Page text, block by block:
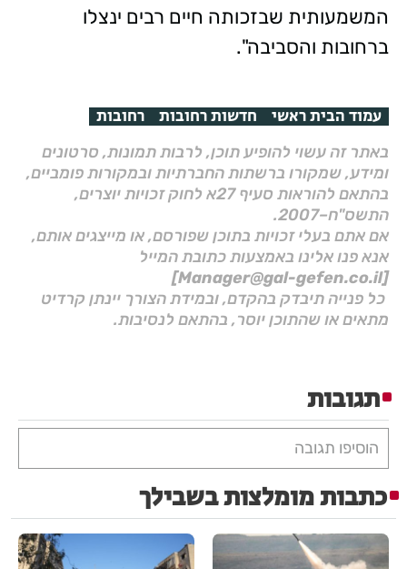
המשמעותית שבזכותה חיים רבים ינצלו
ברחובות והסביבה".
עמוד הבית ראשי חדשות רחובות רחובות
באתר זה עשוי להופיע תוכן, לרבות תמונות, סרטונים
ומידע, שמקורו ברשתות החברתיות ובמקורות פומביים,
בהתאם להוראות סעיף 27א לחוק זכויות יוצרים,
התשס"ח–2007.
אם אתם בעלי זכויות בתוכן שפורסם, או מייצגים אותם,
אנא פנו אלינו באמצעות כתובת המייל
[Manager@gal-gefen.co.il]
כל פנייה תיבדק בהקדם, ובמידת הצורך יינתן קרדיט
מתאים או שהתוכן יוסר, בהתאם לנסיבות.
תגובות
הוסיפו תגובה
כתבות מומלצות בשבילך